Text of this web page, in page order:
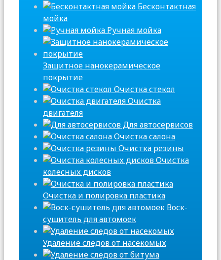
Бесконтактная
мойка
Ручная мойка
Защитное нанокерамическое
покрытие
Очистка стекол
Очистка
двигателя
Для автосервисов
Очистка салона
Очистка резины
Очистка
колесных дисков
Очистка и полировка пластика
Воск-
сушитель для автомоек
Удаление следов от насекомых